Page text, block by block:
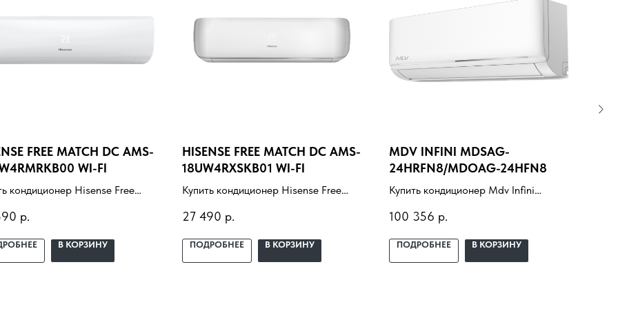
FREE MATCH DC AMS-
WI-FI
кондиционер Hisense Free
с установкой под ключ. Подбор
доставка,
р.
В КОРЗИНУ
HISENSE FREE MATCH DC AMS-
18UW4RXSKB01 WI-FI
Купить кондиционер Hisense Free
FI с установкой под ключ. Подбор
под помещение, доставка,
27 490 р.
ПОДРОБНЕЕ В КОРЗИНУ
MDV INFINI MDSAG-
24HRFN8/MDOAG-24HFN8
Купить кондиционер Mdv Infini
с установкой под ключ. Подбор под
помещение, доставка,
100 356 р.
ПОДРОБНЕЕ В КОРЗИНУ